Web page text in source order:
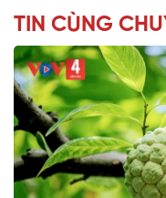
TIN CÙNG